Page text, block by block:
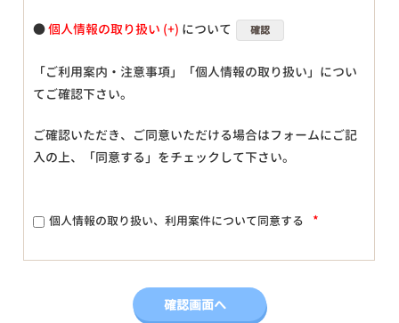
●個人情報の取り扱い について 確認
「ご利用案内・注意事項」「個人情報の取り扱い」につい
てご確認下さい。
ご確認いただき、ご同意いただける場合はフォームにご記
入の上、「同意する」をチェックして下さい。
個人情報の取り扱い、利用案件について同意する *